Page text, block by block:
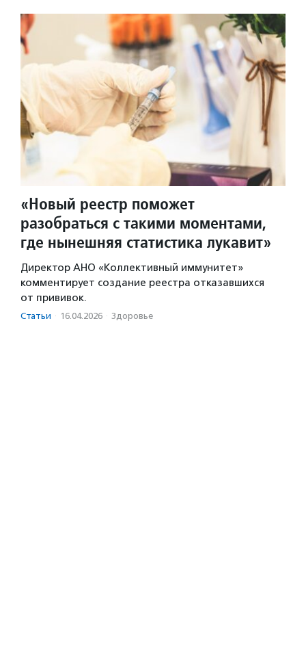
«Новый реестр поможет
разобраться с такими моментами,
где нынешняя статистика лукавит»
Директор АНО «Коллективный иммунитет»
комментирует создание реестра отказавшихся
от прививок.
Статьи · 16.04.2026 · Здоровье